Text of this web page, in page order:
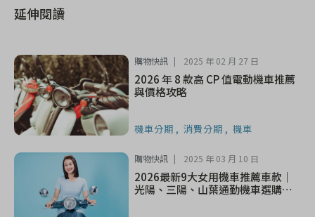
延伸閱讀
購物快訊 2025 年 02 月 27 日
2026 年 8 款高 CP 值電動機車推薦
與價格攻略
機車分期 消費分期 機車
購物快訊 2025 年 03 月 10 日
2026最新9大女用機車推薦車款｜
光陽、三陽、山葉通勤機車選購指